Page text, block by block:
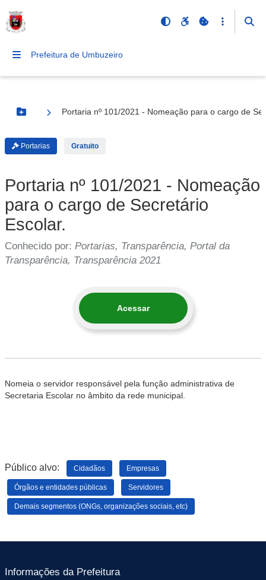
Prefeitura de Umbuzeiro
Botão Menu
Portaria nº 101/2021 - Nomeação para o cargo de
Portarias Gratuito
Portaria nº 101/2021 - Nomeação
para o cargo de Secretário
Escolar.
Conhecido por: Portarias, Transparência, Portal da
Transparência, Transparência 2021
Acessar
Nomeia o servidor responsável pela função administrativa de
Secretaria Escolar no âmbito da rede municipal.
Público alvo: Cidadãos Empresas
Órgãos e entidades públicas Servidores
Demais segmentos (ONGs, organizações sociais, etc)
Informações da Prefeitura